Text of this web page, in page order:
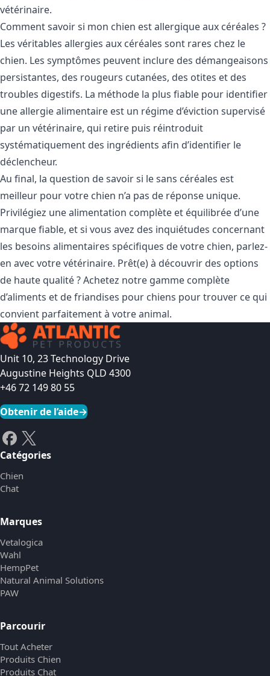
vétérinaire.
Comment savoir si mon chien est allergique aux céréales ?
Les véritables allergies aux céréales sont rares chez le
chien. Les symptômes peuvent inclure des démangeaisons
persistantes, des rougeurs cutanées, des otites et des
troubles digestifs. La méthode la plus fiable pour identifier
une allergie alimentaire est un régime d’éviction supervisé
par un vétérinaire, qui retire puis réintroduit
systématiquement des ingrédients afin d’identifier le
déclencheur.
Au final, la question de savoir si le sans céréales est
meilleur pour votre chien n’a pas de réponse unique.
Privilégiez une alimentation complète et équilibrée d’une
marque fiable, et si vous avez des inquiétudes concernant
les besoins alimentaires spécifiques de votre chien, parlez-
en avec votre vétérinaire. Prêt(e) à découvrir des options
de haute qualité ? Achetez notre gamme complète
d’aliments et de friandises pour chiens pour trouver ce qui
convient parfaitement à votre animal.
Unit 10, 23 Technology Drive
Augustine Heights QLD 4300
+46 72 149 80 55
Obtenir de l’aide→
Catégories
Chien
Chat
Marques
Vetalogica
Wahl
HempPet
Natural Animal Solutions
PAW
Parcourir
Tout Acheter
Produits Chien
Produits Chat